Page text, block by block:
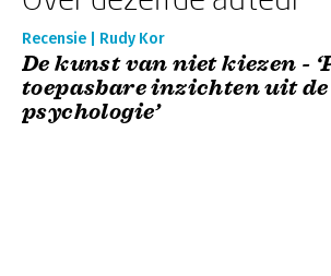
Recensie | Rudy Kor
De kunst van niet kiezen -
toepasbare inzichten uit de
psychologie’